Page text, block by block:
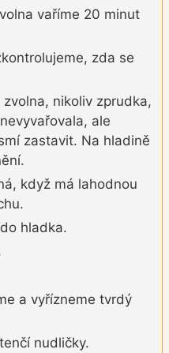
vaříme 20 minut
zda se
nikoliv zprudka,
ale
zastavit. Na hladině
když má lahodnou
hladka.
a vyřízneme tvrdý
nudličky.